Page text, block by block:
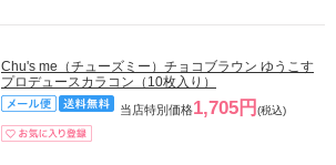
Chu's me（チューズミー）チョコブラウン ゆうこす
プロデュースカラコン（10枚入り）
当店特別価格1,705円 (税込)